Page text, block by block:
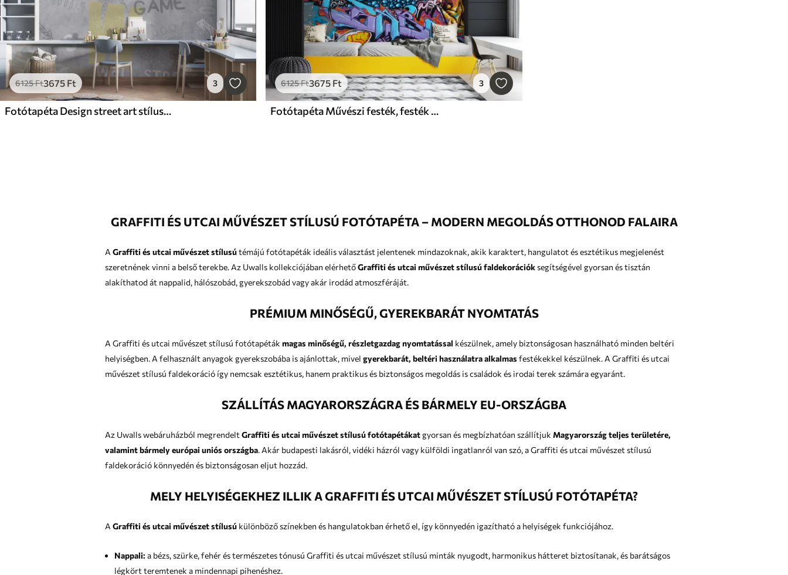
6125Ft3675 Ft 3
Fotótapéta Design street art stílusban, sárga színű feliratokkal a betonfal hátterében
6125Ft3675 Ft 3
Fotótapéta Művészi festék, festék és azúrkék
GRAFFITI ÉS UTCAI MŰVÉSZET STÍLUSÚ FOTÓTAPÉTA – MODERN MEGOLDÁS OTTHONOD FALAIRA
A Graffiti és utcai művészet stílusútémájú fotótapéták ideális választást jelentenek mindazoknak, akik karaktert, hangulatot és esztétikus megjelenést
szeretnének vinni a belső terekbe. Az Uwalls kollekciójában elérhetőGraffiti és utcai művészet stílusú faldekorációksegítségével gyorsan és tisztán
alakíthatod át nappalid, hálószobád, gyerekszobád vagy akár irodád atmoszféráját.
PRÉMIUM MINŐSÉGŰ, GYEREKBARÁT NYOMTATÁS
A Graffiti és utcai művészet stílusú fotótapéták magas minőségű, részletgazdag nyomtatással készülnek, amely biztonságosan használható minden beltéri
helyiségben. A felhasznált anyagok gyerekszobába is ajánlottak, mivel gyerekbarát, beltéri használatra alkalmas festékekkel készülnek. A Graffiti és utcai
művészet stílusú faldekoráció így nemcsak esztétikus, hanem praktikus és biztonságos megoldás is családok és irodai terek számára egyaránt.
SZÁLLÍTÁS MAGYARORSZÁGRA ÉS BÁRMELY EU-ORSZÁGBA
Az Uwalls webáruházból megrendeltGraffiti és utcai művészet stílusú fotótapétákatgyorsan és megbízhatóan szállítjuk Magyarország teljes területére,
valamint bármely európai uniós országba. Akár budapesti lakásról, vidéki házról vagy külföldi ingatlanról van szó, a Graffiti és utcai művészet stílusú
faldekoráció könnyedén és biztonságosan eljut hozzád.
MELY HELYISÉGEKHEZ ILLIK A GRAFFITI ÉS UTCAI MŰVÉSZET STÍLUSÚ FOTÓTAPÉTA?
A Graffiti és utcai művészet stílusúkülönböző színekben és hangulatokban érhető el, így könnyedén igazítható a helyiségek funkciójához.
Nappali: a bézs, szürke, fehér és természetes tónusú Graffiti és utcai művészet stílusú minták nyugodt, harmonikus hátteret biztosítanak, és barátságos
légkört teremtenek a mindennapi pihenéshez.